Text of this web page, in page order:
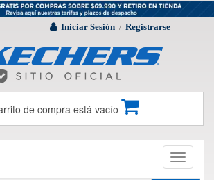
Iniciar Sesión / Registrarse
de compra está vacío
Toggle